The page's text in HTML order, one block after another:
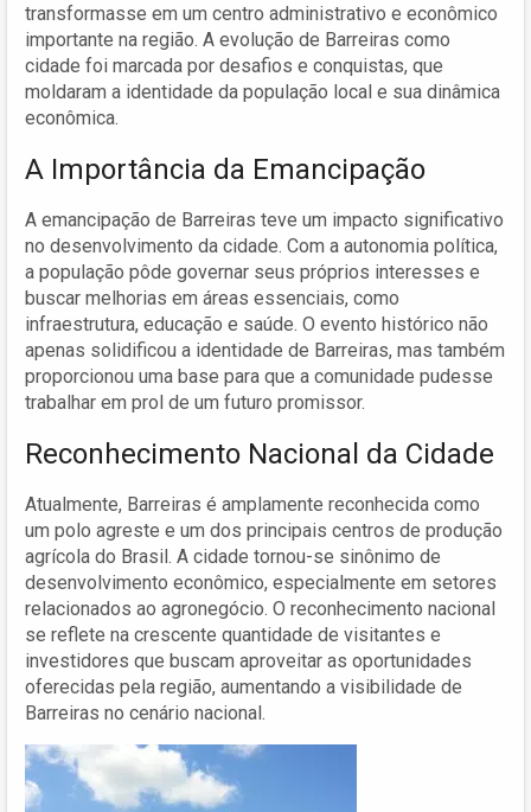
transformasse em um centro administrativo e econômico
importante na região. A evolução de Barreiras como
cidade foi marcada por desafios e conquistas, que
moldaram a identidade da população local e sua dinâmica
econômica.
A Importância da Emancipação
A emancipação de Barreiras teve um impacto significativo
no desenvolvimento da cidade. Com a autonomia política,
a população pôde governar seus próprios interesses e
buscar melhorias em áreas essenciais, como
infraestrutura, educação e saúde. O evento histórico não
apenas solidificou a identidade de Barreiras, mas também
proporcionou uma base para que a comunidade pudesse
trabalhar em prol de um futuro promissor.
Reconhecimento Nacional da Cidade
Atualmente, Barreiras é amplamente reconhecida como
um polo agreste e um dos principais centros de produção
agrícola do Brasil. A cidade tornou-se sinônimo de
desenvolvimento econômico, especialmente em setores
relacionados ao agronegócio. O reconhecimento nacional
se reflete na crescente quantidade de visitantes e
investidores que buscam aproveitar as oportunidades
oferecidas pela região, aumentando a visibilidade de
Barreiras no cenário nacional.